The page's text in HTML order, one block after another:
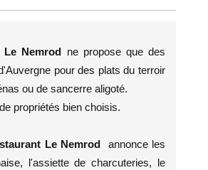
Le Nemrod ne propose que des
pour des plats du terroir
ou de sancerre aligoté.
propriétés bien choisis.
Le Nemrod annonce les
l'assiette de charcuteries, le